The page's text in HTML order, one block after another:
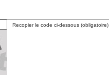
Recopier le code ci-dessous (obligatoire)